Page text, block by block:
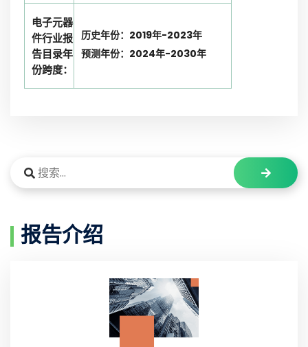
电子元器
件行业报
告目录年
份跨度：
历史年份：2019年-2023年
预测年份：2024年-2030年
报告介绍